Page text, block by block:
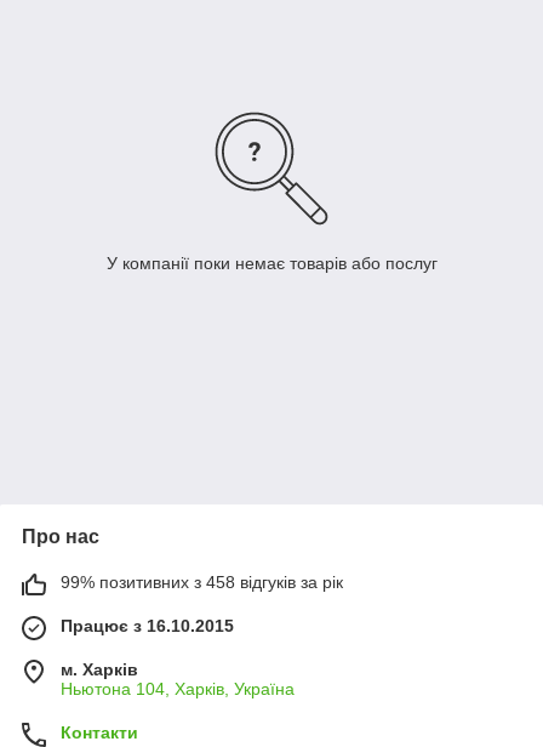
У компанії поки немає товарів або послуг
Про нас
99% позитивних з 458 відгуків за рік
Працює з 16.10.2015
м. Харків
Ньютона 104, Харків, Україна
Контакти